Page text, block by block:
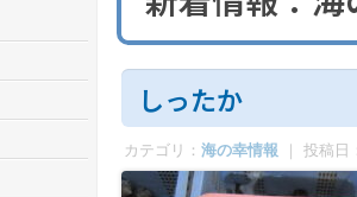
しったか
カテゴリ： 海の幸情報 ｜ 投稿日